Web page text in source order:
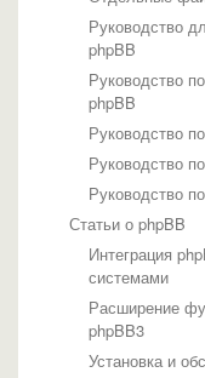
Руководство
phpBB
Руководство
phpBB
Руководство
Руководство
Руководство
Статьи о phpBB
Интеграция
системами
Расширение
phpBB3
Установка и